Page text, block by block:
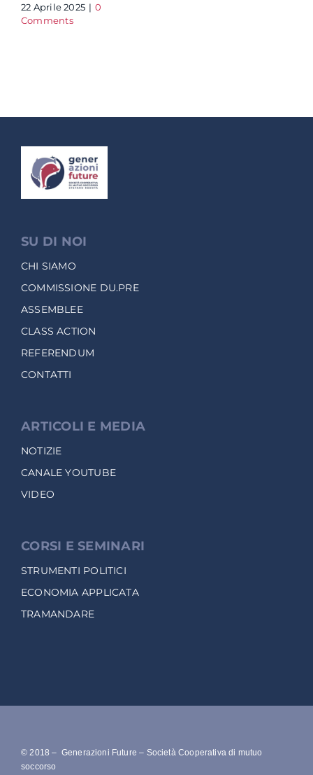
22 Aprile 2025 | 0
Comments
SU DI NOI
CHI SIAMO
COMMISSIONE DU.PRE
ASSEMBLEE
CLASS ACTION
REFERENDUM
CONTATTI
ARTICOLI E MEDIA
NOTIZIE
CANALE YOUTUBE
VIDEO
CORSI E SEMINARI
STRUMENTI POLITICI
ECONOMIA APPLICATA
TRAMANDARE
© 2018 – Generazioni Future – Società Cooperativa di mutuo
soccorso